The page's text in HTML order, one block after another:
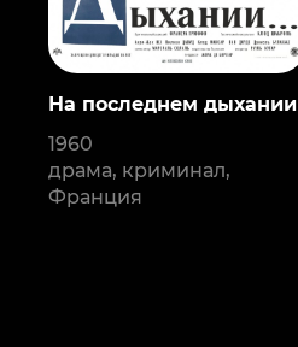
На последнем дыхании
1960
драма, криминал,
Франция